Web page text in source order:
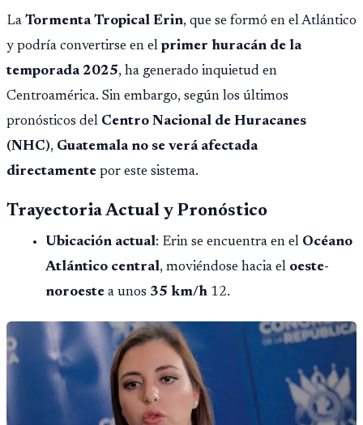
La Tormenta Tropical Erin, que se formó en el Atlántico
y podría convertirse en el primer huracán de la
temporada 2025, ha generado inquietud en
Centroamérica. Sin embargo, según los últimos
pronósticos del Centro Nacional de Huracanes
(NHC), Guatemala no se verá afectada
directamente por este sistema.
Trayectoria Actual y Pronóstico
Ubicación actual: Erin se encuentra en el Océano
Atlántico central, moviéndose hacia el oeste-
noroeste a unos 35 km/h 12.